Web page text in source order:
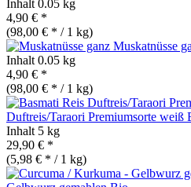
Inhalt 0.05 kg
4,90 € *
(98,00 € * / 1 kg)
Muskatnüsse
Inhalt 0.05 kg
4,90 € *
(98,00 € * / 1 kg)
Duftreis/Taraori Premiumsorte weiß
Inhalt 5 kg
29,90 € *
(5,98 € * / 1 kg)